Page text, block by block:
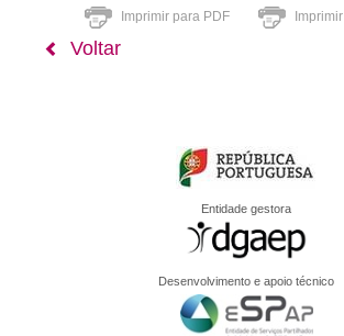
Imprimir para PDF Imprimir
Voltar
Entidade gestora
Desenvolvimento e apoio técnico